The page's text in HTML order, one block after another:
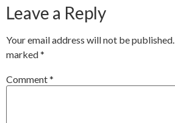
Leave a Reply
Your email address will not be published.
marked*
Comment*